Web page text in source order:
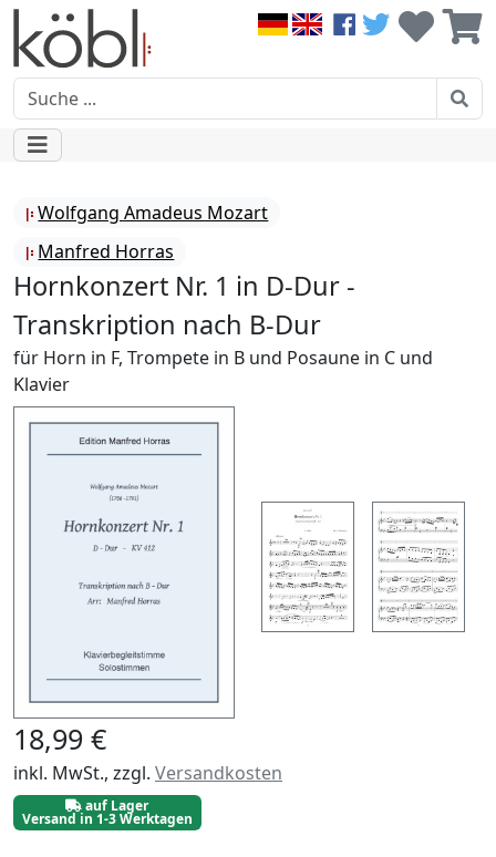
Wolfgang Amadeus Mozart
Manfred Horras
Hornkonzert Nr. 1 in D-Dur -
Transkription nach B-Dur
für Horn in F, Trompete in B und Posaune in C und
Klavier
18,99 €
inkl. MwSt., zzgl. Versandkosten
auf Lager
Versand in 1-3 Werktagen